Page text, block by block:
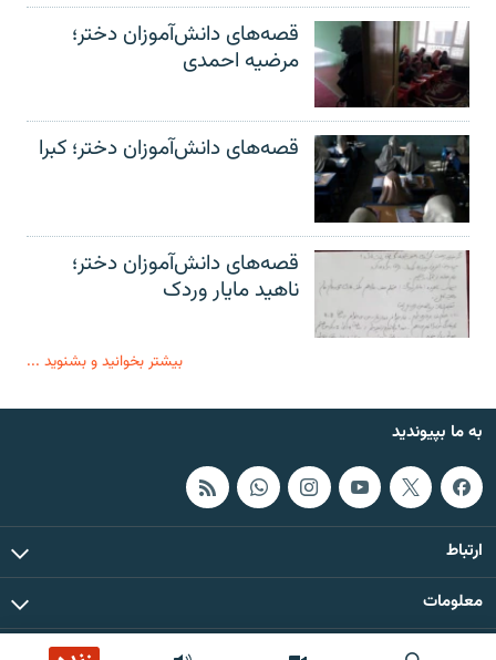
قصه‌های دانش‌آموزان دختر؛
مرضیه احمدی
قصه‌های دانش‌آموزان دختر؛ کبرا
قصه‌های دانش‌آموزان دختر؛
ناهید مایار وردک
بیشتر بخوانید و بشنوید ...
به ما بپیوندید
ارتباط
معلومات